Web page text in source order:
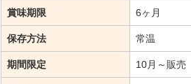
賞味期限 6ヶ月
保存方法 常温
期間限定 10月～販売